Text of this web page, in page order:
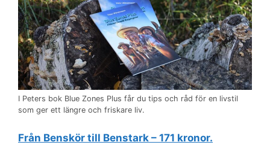
I Peters bok Blue Zones Plus får du tips och råd för en livstil
som ger ett längre och friskare liv.
Från Benskör till Benstark – 171 kronor.